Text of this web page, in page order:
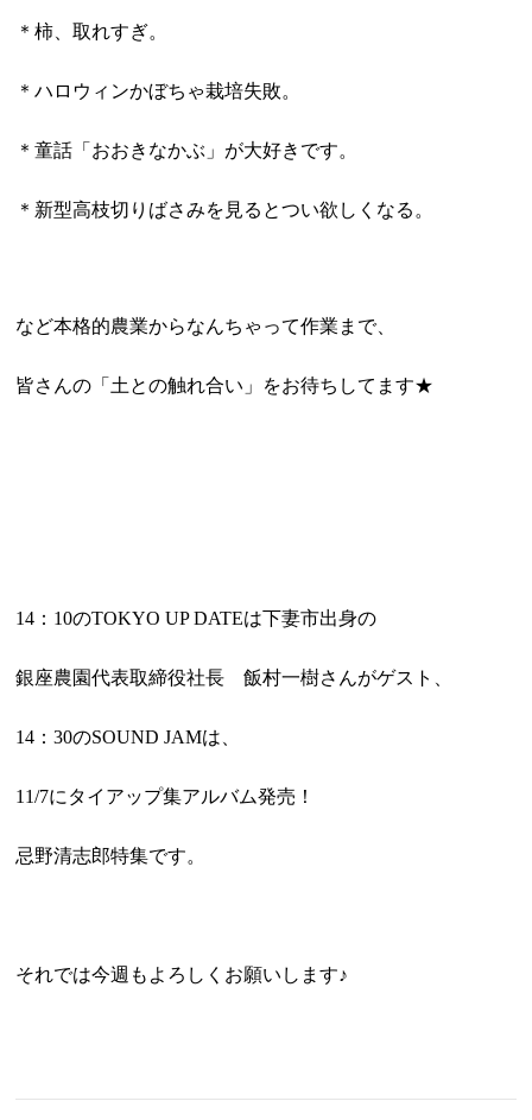
＊柿、取れすぎ。
＊ハロウィンかぼちゃ栽培失敗。
＊童話「おおきなかぶ」が大好きです。
＊新型高枝切りばさみを見るとつい欲しくなる。
など本格的農業からなんちゃって作業まで、
皆さんの「土との触れ合い」をお待ちしてます★
14：10のTOKYO UP DATEは下妻市出身の
銀座農園代表取締役社長 飯村一樹さんがゲスト、
14：30のSOUND JAMは、
11/7にタイアップ集アルバム発売！
忌野清志郎特集です。
それでは今週もよろしくお願いします♪